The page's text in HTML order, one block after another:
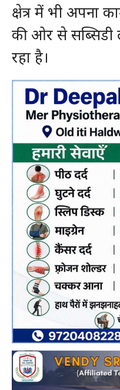
क्षेत्र में भी अपना
की ओर से सब्सिडी
रहा है।